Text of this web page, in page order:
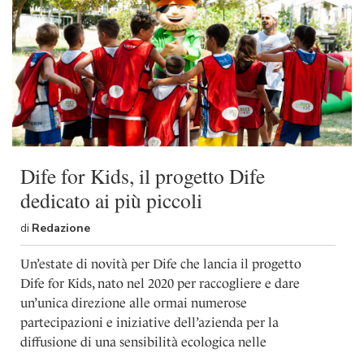
Dife for Kids, il progetto Dife
dedicato ai più piccoli
di Redazione
Un’estate di novità per Dife che lancia il progetto
Dife for Kids, nato nel 2020 per raccogliere e dare
un’unica direzione alle ormai numerose
partecipazioni e iniziative dell’azienda per la
diffusione di una sensibilità ecologica nelle